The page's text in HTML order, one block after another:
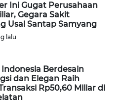
Ini Gugat Perusahaan
Gegara Sakit
Usai Santap Samyang
lalu
Berdesain
dan Elegan Raih
Rp50,60 Miliar di